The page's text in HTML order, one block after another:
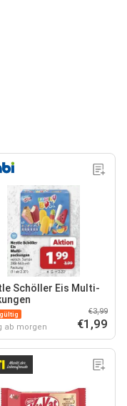
Schöller Eis Multi-
ab morgen
€3,99
€1,99